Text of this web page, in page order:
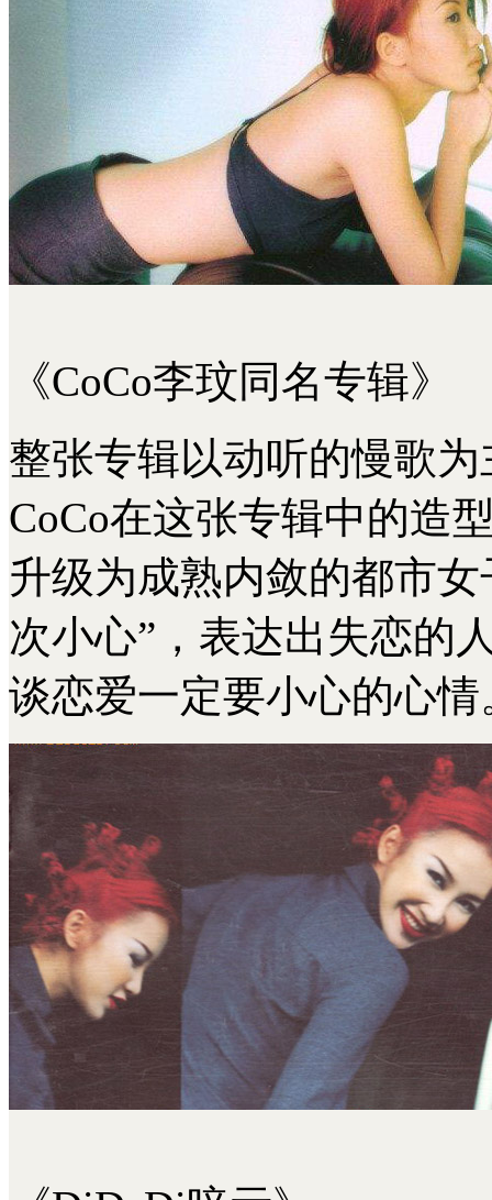
《CoCo李玟同名专辑》
整张专辑以动听的慢歌
CoCo在这张专辑中的造
升级为成熟内敛的都市
次小心”，表达出失恋的
谈恋爱一定要小心的心情